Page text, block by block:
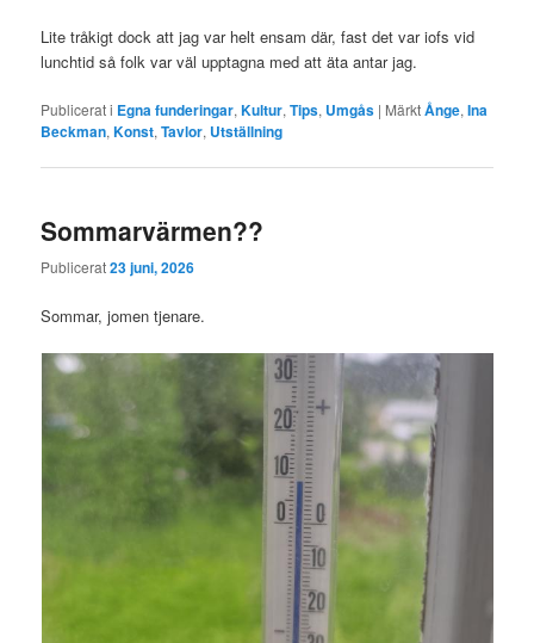
Lite tråkigt dock att jag var helt ensam där, fast det var iofs vid
lunchtid så folk var väl upptagna med att äta antar jag.
Publicerat i Egna funderingar,Kultur,Tips, Umgås | MärktÅnge,Ina
Beckman,Konst,Tavlor, Utställning
Sommarvärmen??
Publicerat23 juni, 2026
Sommar, jomen tjenare.